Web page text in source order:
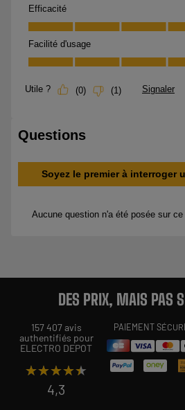
DES PRIX, MAIS PAS
157 407 avis
authentifiés pour
ELECTRO DEPOT
★★★★★
★★★★★
4,3
PAIEMENT